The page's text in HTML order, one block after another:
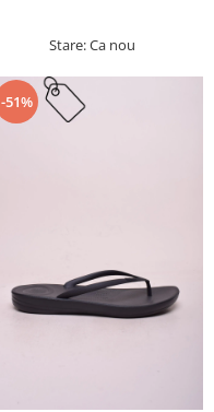
Stare: Ca nou
-51%